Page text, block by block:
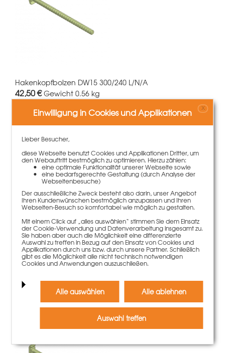
Hakenkopfbolzen DW15 300/240 L/N/A
42,50 €Gewicht 0.56 kg
Mehr Informationen
Hakenkopfbolzen DW15 400/340 L/N/A
63,50 €Gewicht 0.7 kg
Mehr Informationen
Einwilligung in Cookies und Applikationen X
Lieber Besucher,
diese Webseite benutzt Cookies und Applikationen Dritter, um
den Webauftritt bestmöglich zu optimieren. Hierzu zählen:
eine optimale Funktionalität unserer Webseite sowie
eine bedarfsgerechte Gestaltung (durch Analyse der
Webseitenbesuche)
Der ausschließliche Zweck besteht also darin, unser Angebot
Ihren Kundenwünschen bestmöglich anzupassen und Ihren
Webseiten-Besuch so komfortabel wie möglich zu gestalten.
Mit einem Click auf „alles auswählen“ stimmen Sie dem Einsatz
der Cookie-Verwendung und Datenverarbeitung insgesamt zu.
Sie haben aber auch die Möglichkeit eine differenzierte
Auswahl zu treffen in Bezug auf den Einsatz von Cookies und
Applikationen durch uns bzw. durch unsere Partner. Schließlich
gibt es die Möglichkeit alle nicht technisch notwendigen
Cookies und Anwendungen auszuschließen.
Alle auswählen Alle ablehnen
Auswahl treffen